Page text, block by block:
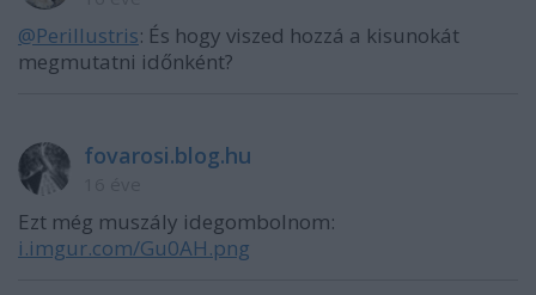
@Perillustris: És hogy viszed hozzá a kisunokát
megmutatni időnként?
fovarosi.blog.hu
Ezt még muszály idegombolnom:
i.imgur.com/Gu0AH.png